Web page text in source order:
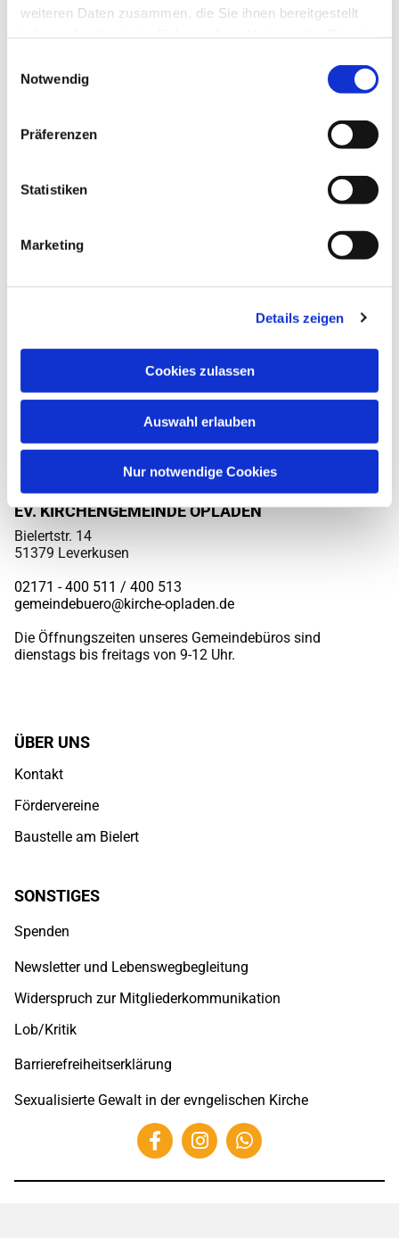
weiteren Daten zusammen, die Sie ihnen bereitgestellt
Notwendig
Präferenzen
Statistiken
Marketing
Details zeigen
Cookies zulassen
Auswahl erlauben
Nur notwendige Cookies
EV. KIRCHENGEMEINDE OPLADEN
Bielertstr. 14
51379 Leverkusen
02171 - 400 511 / 400 513
gemeindebuero@kirche-opladen.de
Die Öffnungszeiten unseres Gemeindebüros sind
dienstags bis freitags von 9-12 Uhr.
ÜBER UNS
Kontakt
Fördervereine
Baustelle am Bielert
SONSTIGES
Spenden
Newsletter und Lebenswegbegleitung
Widerspruch zur Mitgliederkommunikation
Lob/Kritik
Barrierefreiheitserklärung
Sexualisierte Gewalt in der evngelischen Kirche